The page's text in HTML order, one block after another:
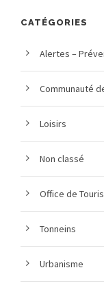
CATÉGORIES
Alertes –
Communauté
Loisirs
Non classé
Office de
Tonneins
Urbanisme